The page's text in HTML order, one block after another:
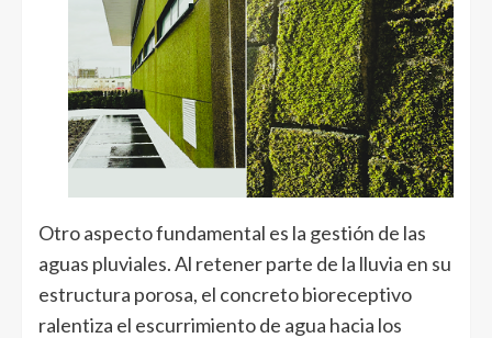
Otro aspecto fundamental es la gestión de las
aguas pluviales. Al retener parte de la lluvia en su
estructura porosa, el concreto bioreceptivo
ralentiza el escurrimiento de agua hacia los